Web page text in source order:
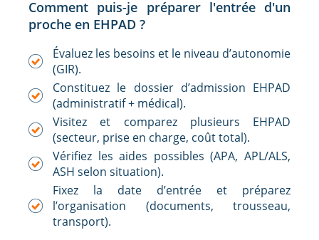
Comment puis-je préparer l'entrée d'un
proche en EHPAD ?
Évaluez les besoins et le niveau d’autonomie
(GIR).
Constituez le dossier d’admission EHPAD
(administratif + médical).
Visitez et comparez plusieurs EHPAD
(secteur, prise en charge, coût total).
Vérifiez les aides possibles (APA, APL/ALS,
ASH selon situation).
Fixez la date d’entrée et préparez
l’organisation (documents, trousseau,
transport).